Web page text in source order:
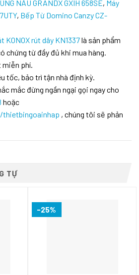
NẤU GRANDX GXIH 658SE, Máy
, Bếp Từ Domino Canzy CZ-
KONOX rút dây KN1337là sản phẩm
chứng từ đầy đủ khi mua hàng.
miễn phí.
tốc, bảo trì tận nhà định kỳ.
mắc đừng ngần ngại gọi ngay cho
hoặc
, chúng tôi sẽ phản
TỰ
-25%